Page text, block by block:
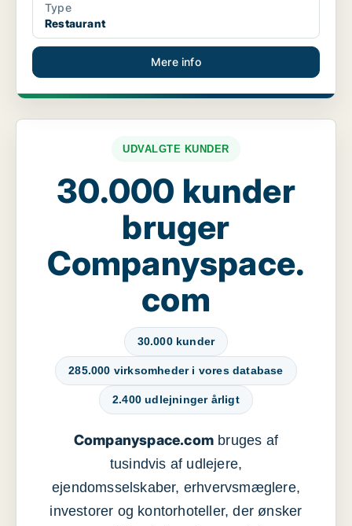
Type
Restaurant
Mere info
UDVALGTE KUNDER
30.000 kunder
bruger
Companyspace.
com
30.000 kunder
285.000 virksomheder i vores database
2.400 udlejninger årligt
Companyspace.com bruges af
tusindvis af udlejere,
ejendomsselskaber, erhvervsmæglere,
investorer og kontorhoteller, der ønsker